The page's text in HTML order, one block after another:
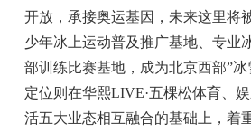
开放，承接奥运基因，未来这里将
少年冰上运动普及推广基地、专业
部训练比赛基地，成为北京西部”
定位则在华熙LIVE·五棵松体育、
活五大业态相互融合的基础上，着